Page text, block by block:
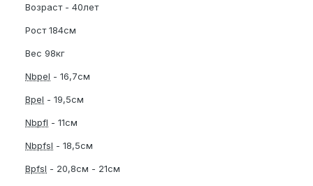
Возраст - 40лет
Рост 184см
Вес 98кг
Nbpel - 16,7см
Bpel - 19,5см
Nbpfl - 11см
Nbpfsl - 18,5см
Bpfsl - 20,8см - 21см